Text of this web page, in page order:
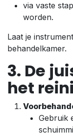
via vaste
worden.
Laat je
behandelkamer.
3. De
het
Gebruik